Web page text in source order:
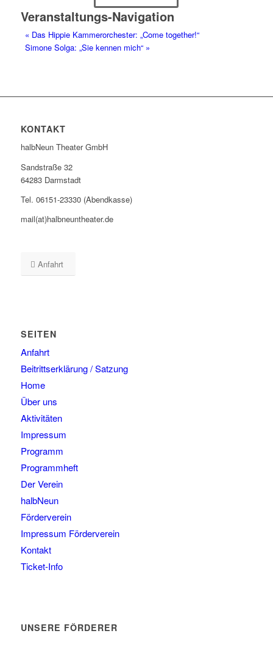
Veranstaltungs-Navigation
« Das Hippie Kammerorchester: „Come together!“
Simone Solga: „Sie kennen mich“ »
KONTAKT
halbNeun Theater GmbH
Sandstraße 32
64283 Darmstadt
Tel. 06151-23330 (Abendkasse)
mail(at)halbneuntheater.de
Anfahrt
SEITEN
Anfahrt
Beitrittserklärung / Satzung
Home
Über uns
Aktivitäten
Impressum
Programm
Programmheft
Der Verein
halbNeun
Förderverein
Impressum Förderverein
Kontakt
Ticket-Info
UNSERE FÖRDERER